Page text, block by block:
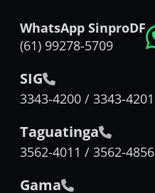
WhatsApp SinproDF
(61) 99278-5709
SIG
3343-4200 / 3343-4201
Taguatinga
3562-4011 / 3562-4856
Gama